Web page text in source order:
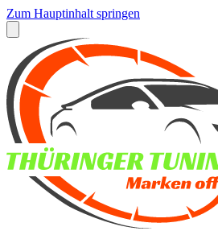
Zum Hauptinhalt springen